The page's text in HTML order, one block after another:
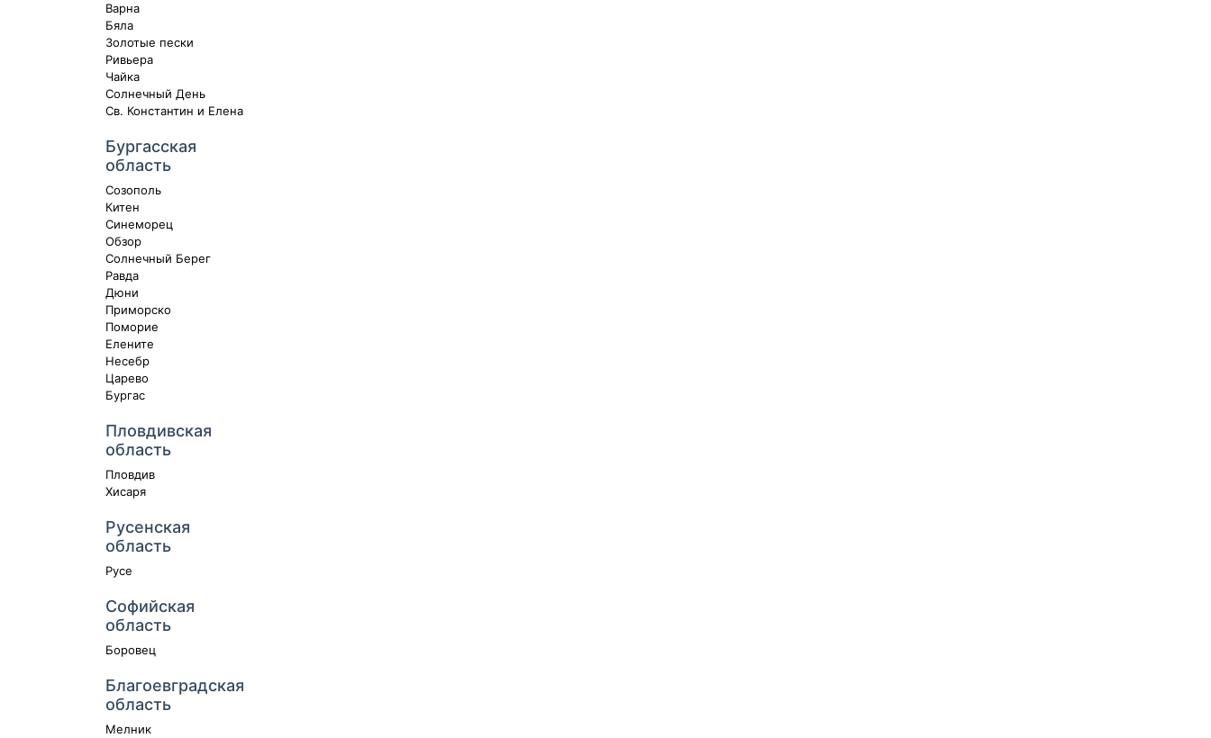
Варна
Бяла
Золотые пески
Ривьера
Чайка
Солнечный День
Св. Константин и Елена
Бургасская
область
Созополь
Китен
Синеморец
Обзор
Солнечный Берег
Равда
Дюни
Приморско
Поморие
Елените
Несебр
Царево
Бургас
Пловдивская
область
Пловдив
Хисаря
Русенская
область
Русе
Софийская
область
Боровец
Благоевградская
область
Мелник